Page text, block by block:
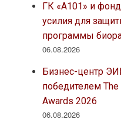
ГК «А101» и
усилия для
программы
06.08.2026
Бизнес-центр
победителем
Awards 2026
06.08.2026